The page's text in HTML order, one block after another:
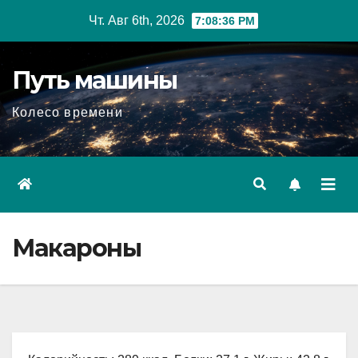
Чт. Авг 6th, 2026 7:08:37 PM
Путь машины
Колесо времени
Макароны